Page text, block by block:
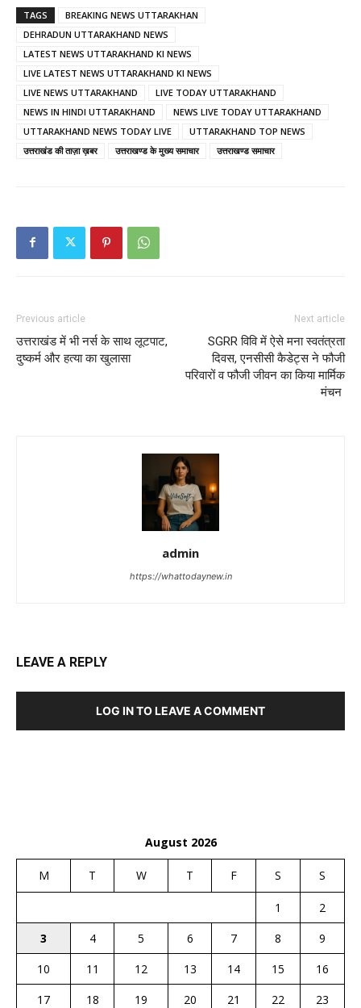
TAGS
BREAKING NEWS UTTARAKHAN
DEHRADUN UTTARAKHAND NEWS
LATEST NEWS UTTARAKHAND KI NEWS
LIVE LATEST NEWS UTTARAKHAND KI NEWS
LIVE NEWS UTTARAKHAND
LIVE TODAY UTTARAKHAND
NEWS IN HINDI UTTARAKHAND
NEWS LIVE TODAY UTTARAKHAND
UTTARAKHAND NEWS TODAY LIVE
UTTARAKHAND TOP NEWS
उत्तराखंड की ताज़ा ख़बर
उत्तराखण्ड के मुख्य समाचार उत्तराखण्ड समाचार
Previous article
उत्तराखंड में भी नर्स के साथ लूटपाट,
दुष्कर्म और हत्या का खुलासा
Next article
SGRR विवि में ऐसे मना स्वतंत्रता
दिवस, एनसीसी कैडेट्स ने फौजी
परिवारों व फौजी जीवन का किया मार्मिक
मंचन
admin
https://whattodaynew.in
LEAVE A REPLY
LOG IN TO LEAVE A COMMENT
August 2026
M T W T F S S
1
2
3
4 5 6 7 8
9
10
11 12 13 14 15
16
17
18 19 20 21 22 23